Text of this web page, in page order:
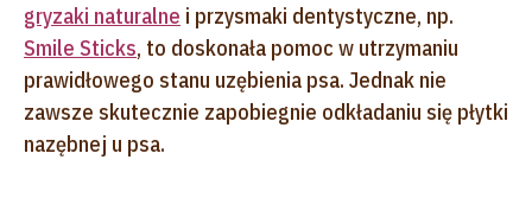
gryzaki naturalne i przysmaki dentystyczne, np.
Smile Sticks, to doskonała pomoc w utrzymaniu
prawidłowego stanu uzębienia psa. Jednak nie
zawsze skutecznie zapobiegnie odkładaniu się płytki
nazębnej u psa.